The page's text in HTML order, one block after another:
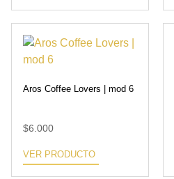
Aros Coffee Lovers | mod 6
$6.000
VER PRODUCTO